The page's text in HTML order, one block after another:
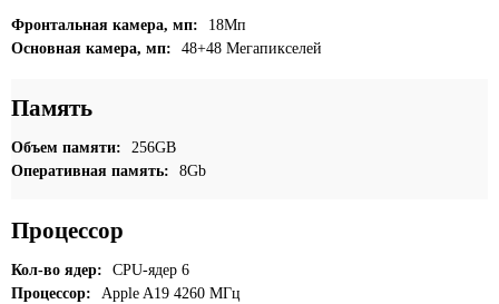
Фронтальная камера, мп:
18Мп
Основная камера, мп:
48+48 Мегапикселей
Память
Объем памяти:
256GB
Оперативная память:
8Gb
Процессор
Кол-во ядер:
CPU-ядер 6
Процессор:
Apple A19 4260 МГц